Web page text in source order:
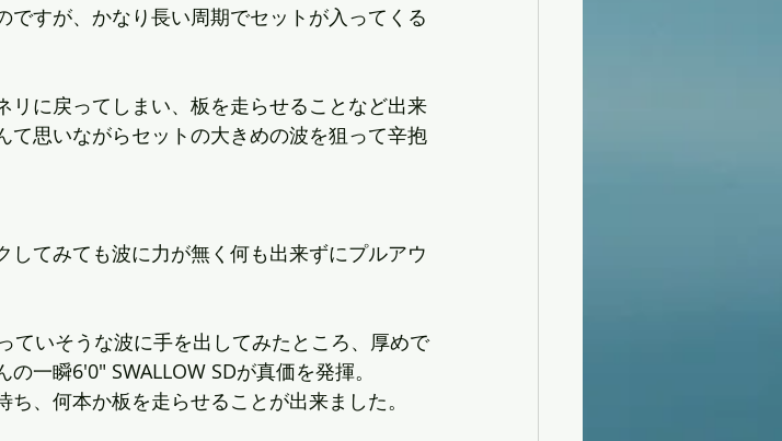
すが、かなり長い周期でセットが入ってくる
リに戻ってしまい、板を走らせることなど出来
思いながらセットの大きめの波を狙って辛抱
てみても波に力が無く何も出来ずにプルアウ
ていそうな波に手を出してみたところ、厚めで
一瞬6'0" SWALLOW SDが真価を発揮。
、何本か板を走らせることが出来ました。